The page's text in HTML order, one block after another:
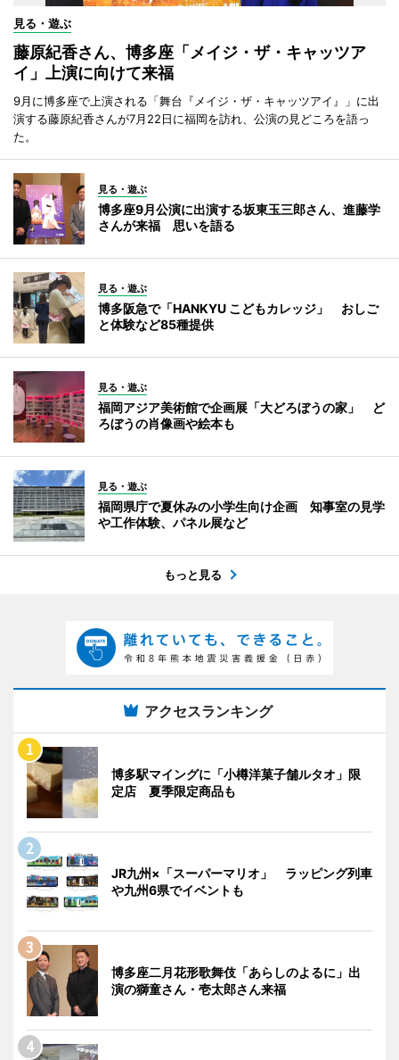
見る・遊ぶ
藤原紀香さん、博多座「メイジ・ザ・キャッツア
イ」上演に向けて来福
9月に博多座で上演される「舞台『メイジ・ザ・キャッツアイ』」に出
演する藤原紀香さんが7月22日に福岡を訪れ、公演の見どころを語っ
た。
見る・遊ぶ
博多座9月公演に出演する坂東玉三郎さん、進藤学
さんが来福 思いを語る
見る・遊ぶ
博多阪急で「HANKYU こどもカレッジ」 おしご
と体験など85種提供
見る・遊ぶ
福岡アジア美術館で企画展「大どろぼうの家」 ど
ろぼうの肖像画や絵本も
見る・遊ぶ
福岡県庁で夏休みの小学生向け企画 知事室の見学
や工作体験、パネル展など
もっと見る
アクセスランキング
博多駅マイングに「小樽洋菓子舗ルタオ」限
定店 夏季限定商品も
JR九州×「スーパーマリオ」 ラッピング列車
や九州6県でイベントも
博多座二月花形歌舞伎「あらしのよるに」出
演の獅童さん・壱太郎さん来福